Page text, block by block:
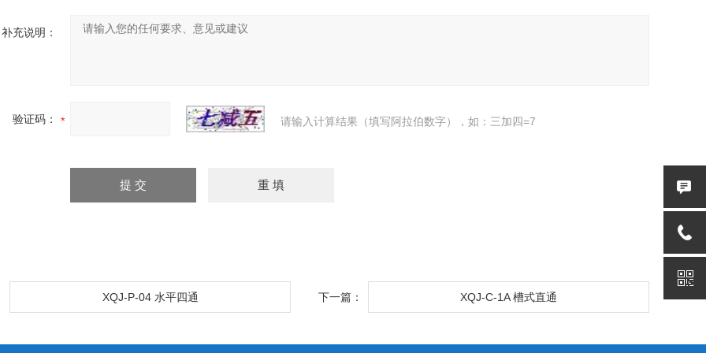
补充说明：
验证码： 请输入计算结果（填写阿拉伯数字），如：三加四=7
XQJ-P-04 水平四通 下一篇： XQJ-C-1A 槽式直通